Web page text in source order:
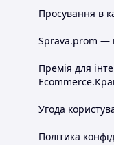
Просування в
Sprava.prom —
Премія для
Угода
Політика